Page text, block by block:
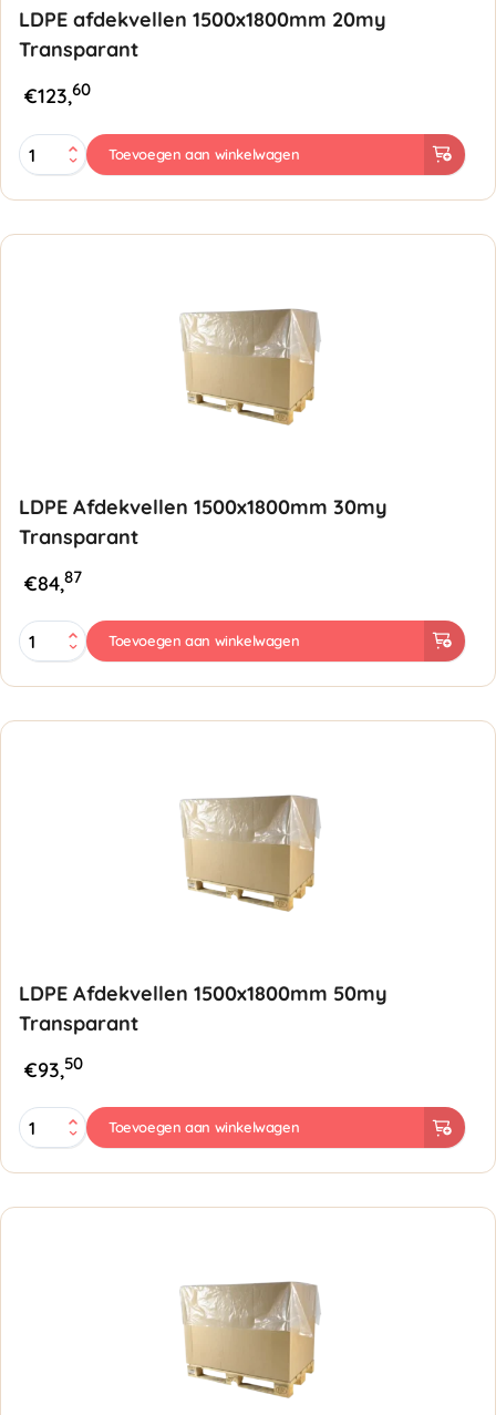
LDPE afdekvellen 1500x1800mm 20my
Transparant
€123,60
LDPE
afdekvellen
20my
Transparant
Toevoegen aan winkelwagen
LDPE Afdekvellen 1500x1800mm 30my
Transparant
€84,87
LDPE
Afdekvellen
30my
Transparant
Toevoegen aan winkelwagen
LDPE Afdekvellen 1500x1800mm 50my
Transparant
€93,50
LDPE
Afdekvellen
Transparant
Toevoegen aan winkelwagen